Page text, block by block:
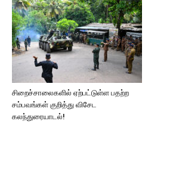
சிறைச்சாலைகளில் ஏற்பட்டுள்ள பதற்ற
சம்பவங்கள் குறித்து விசேட
கலந்துரையாடல்!